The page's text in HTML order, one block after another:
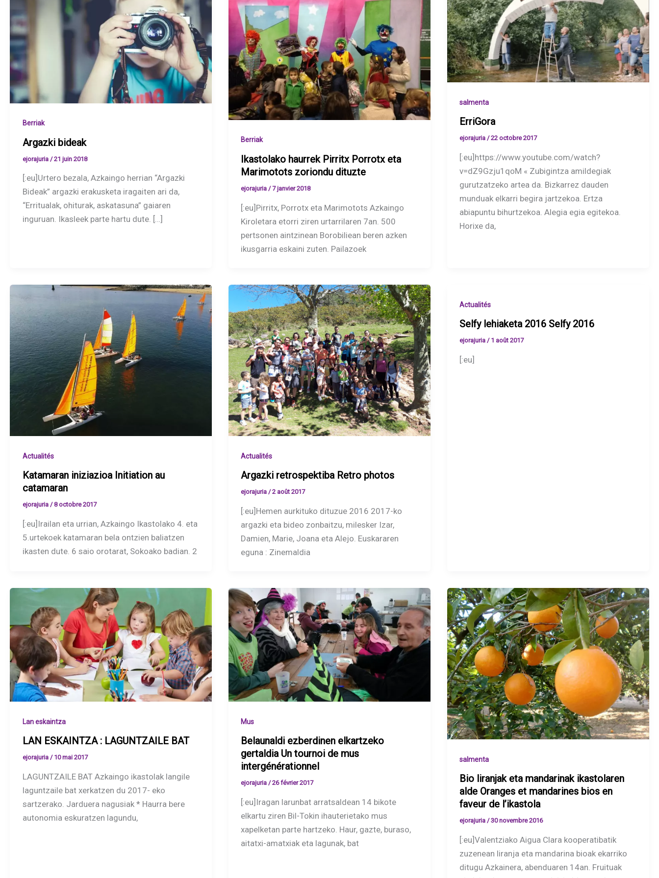
Berriak
Argazki bideak
ejorajuria /21 juin 2018
[:eu]Urtero bezala, Azkaingo herrian “Argazki
Bideak” argazki erakusketa iragaiten ari da,
“Erritualak, ohiturak, askatasuna” gaiaren
inguruan. Ikasleek parte hartu dute. […]
Berriak
Ikastolako haurrek Pirritx Porrotx eta
Marimotots zoriondu dituzte
ejorajuria/7 janvier 2018
[:eu]Pirritx, Porrotx eta Marimotots Azkaingo
Kiroletara etorri ziren urtarrilaren 7an. 500
pertsonen aintzinean Borobiliean beren azken
ikusgarria eskaini zuten. Pailazoek
salmenta
ErriGora
ejorajuria/22 octobre 2017
[:eu]https://www.youtube.com/watch?
v=dZ9Gzju1qoM « Zubigintza amildegiak
gurutzatzeko artea da. Bizkarrez dauden
munduak elkarri begira jartzekoa. Ertza
abiapuntu bihurtzekoa. Alegia egia egitekoa.
Horixe da,
Actualités
Katamaran iniziazioa Initiation au
catamaran
ejorajuria /8 octobre 2017
[:eu]Irailan eta urrian, Azkaingo Ikastolako 4. eta
5.urtekoek katamaran bela ontzien baliatzen
ikasten dute. 6 saio orotarat, Sokoako badian. 2
Actualités
Argazki retrospektiba Retro photos
ejorajuria/2 août 2017
[:eu]Hemen aurkituko dituzue 2016 2017-ko
argazki eta bideo zonbaitzu, milesker Izar,
Damien, Marie, Joana eta Alejo. Euskararen
eguna : Zinemaldia
Actualités
Selfy lehiaketa 2016 Selfy 2016
ejorajuria/ 1 août 2017
[:eu]
Lan eskaintza
LAN ESKAINTZA : LAGUNTZAILE BAT
ejorajuria / 10 mai 2017
LAGUNTZAILE BAT Azkaingo ikastolak langile
laguntzaile bat xerkatzen du 2017- eko
sartzerako. Jarduera nagusiak * Haurra bere
autonomia eskuratzen lagundu,
Mus
Belaunaldi ezberdinen elkartzeko
gertaldia Un tournoi de mus
intergénérationnel
ejorajuria/26 février 2017
[:eu]Iragan larunbat arratsaldean 14 bikote
elkartu ziren Bil-Tokin ihauterietako mus
xapelketan parte hartzeko. Haur, gazte, buraso,
aitatxi-amatxiak eta lagunak, bat
salmenta
Bio liranjak eta mandarinak ikastolaren
alde Oranges et mandarines bios en
faveur de l’ikastola
ejorajuria/30 novembre 2016
[:eu]Valentziako Aigua Clara kooperatibatik
zuzenean liranja eta mandarina bioak ekarriko
ditugu Azkainera, abenduaren 14an. Fruituak